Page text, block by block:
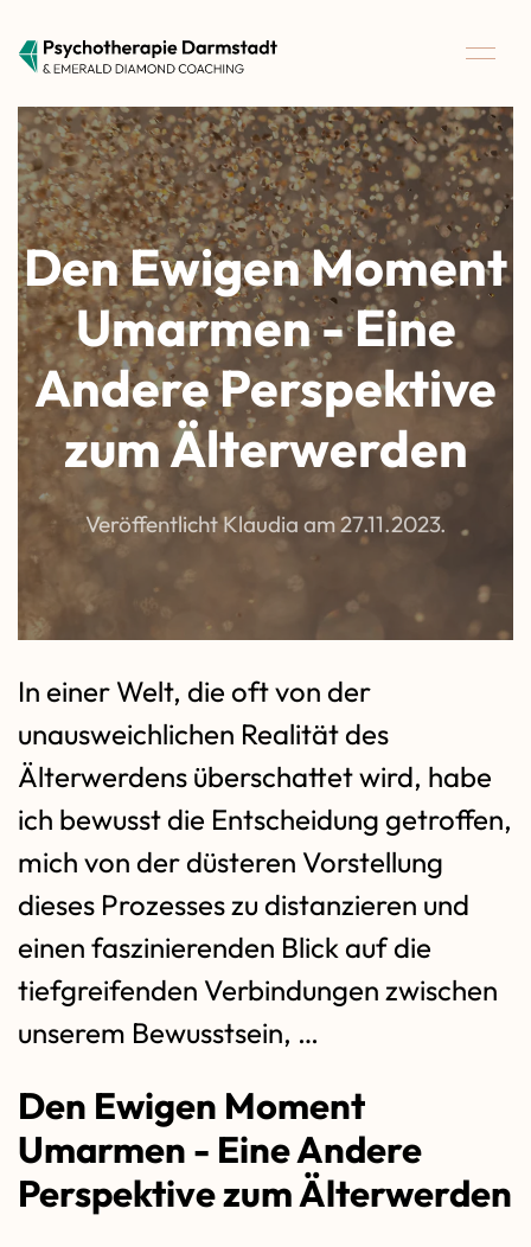
Den Ewigen Moment
Umarmen - Eine
Andere Perspektive
zum Älterwerden
Veröffentlicht Klaudia am27.11.2023.
In einer Welt, die oft von der
unausweichlichen Realität des
Älterwerdens überschattet wird, habe
ich bewusst die Entscheidung getroffen,
mich von der düsteren Vorstellung
dieses Prozesses zu distanzieren und
einen faszinierenden Blick auf die
tiefgreifenden Verbindungen zwischen
unserem Bewusstsein, …
Den Ewigen Moment
Umarmen - Eine Andere
Perspektive zum Älterwerden